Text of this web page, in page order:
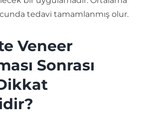
tedavi tamamlanmış olur.
Veneer
Sonrası